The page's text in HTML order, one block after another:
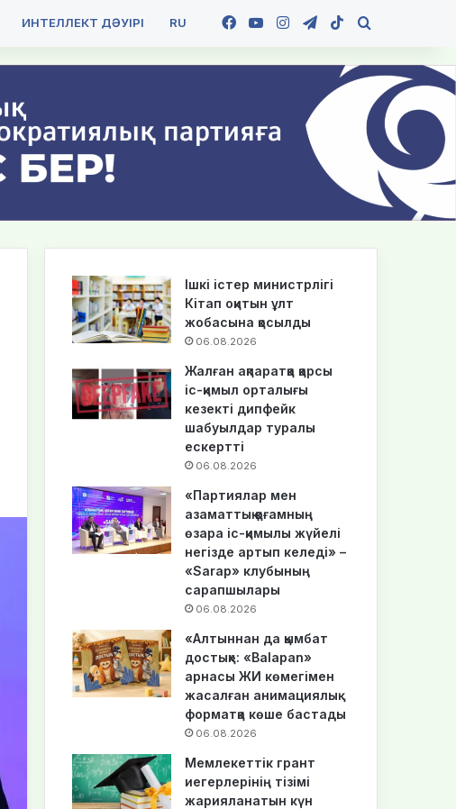
ИНТЕЛЛЕКТ ДӘУІРІ RU Facebook
YouTubeInstagramTelegram
TikTok
Ішкі істер министрлігі
Кітап оқитын ұлт
жобасына қосылды
06.08.2026
Жалған ақпаратқа қарсы
іс-қимыл орталығы
кезекті дипфейк
шабуылдар туралы
ескертті
06.08.2026
«Партиялар мен
азаматтық қоғамның
өзара іс-қимылы жүйелі
негізде артып келеді» –
«Sarap» клубының
сарапшылары
06.08.2026
«Алтыннан да қымбат
достық»: «Balapan»
арнасы ЖИ көмегімен
жасалған анимациялық
форматқа көше бастады
06.08.2026
Мемлекеттік грант
иегерлерінің тізімі
жарияланатын күн